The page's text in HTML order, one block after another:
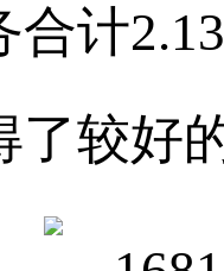
合计
了较好